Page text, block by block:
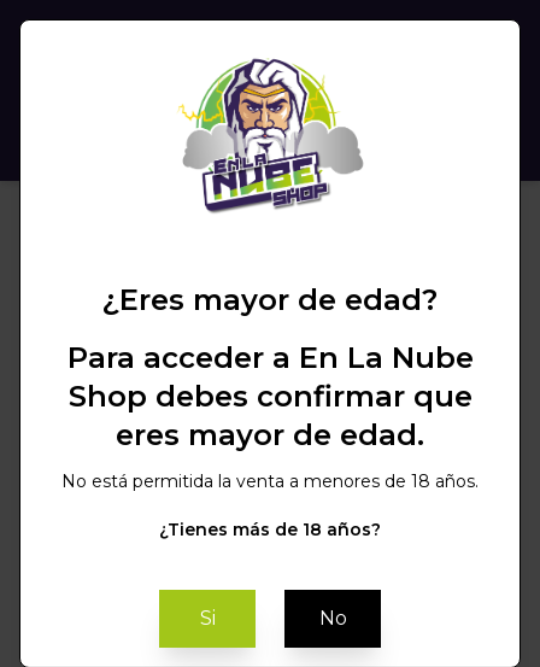
¿Eres mayor de edad?
Para acceder a En La Nube
Shop debes confirmar que
eres mayor de edad.
No está permitida la venta a menores de 18 años.
¿Tienes más de 18 años?
Si No